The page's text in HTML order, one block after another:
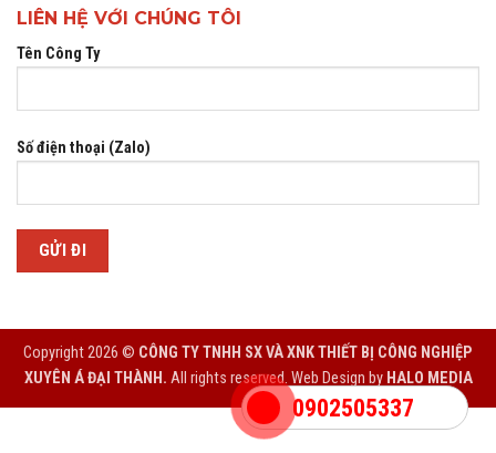
0902505337
LIÊN HỆ VỚI CHÚNG TÔI
Tên Công Ty
Số điện thoại (Zalo)
Copyright 2026 © CÔNG TY TNHH SX VÀ XNK THIẾT BỊ CÔNG NGHIỆP
XUYÊN Á ĐẠI THÀNH. All rights reserved. Web Design by HALO MEDIA